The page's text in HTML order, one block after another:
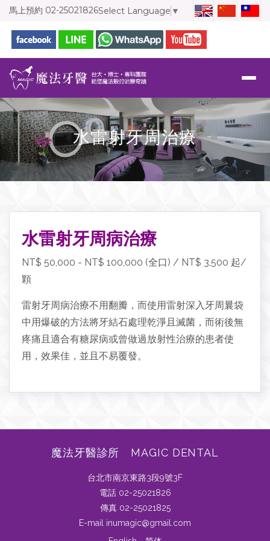
馬上預約 02-25021826Select Language ▼
水雷射牙周治療
水雷射牙周病治療
NT$ 50,000 - NT$ 100,000 (全口) / NT$ 3,500 起/
顆
雷射牙周病治療不用翻瓣，而使用雷射深入牙周曩袋
中用爆破的方法將牙結石處理乾淨且滅菌，而術後無
疼痛且適合有糖尿病或曾做過放射性治療的患者使
用，效果佳，並且不易覆發。
魔法牙醫診所 MAGIC DENTAL
台北市南京東路3段9號3F
電話 02-25021826
傳真 02-25021825
E-mail inumagic@gmail.com